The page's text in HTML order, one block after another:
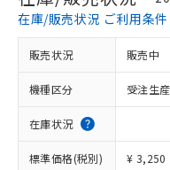
在庫/販売状況 ご利用条件
販売状況 販売中
機種区分 受注生
在庫状況
標準価格(税別) ¥ 3,250